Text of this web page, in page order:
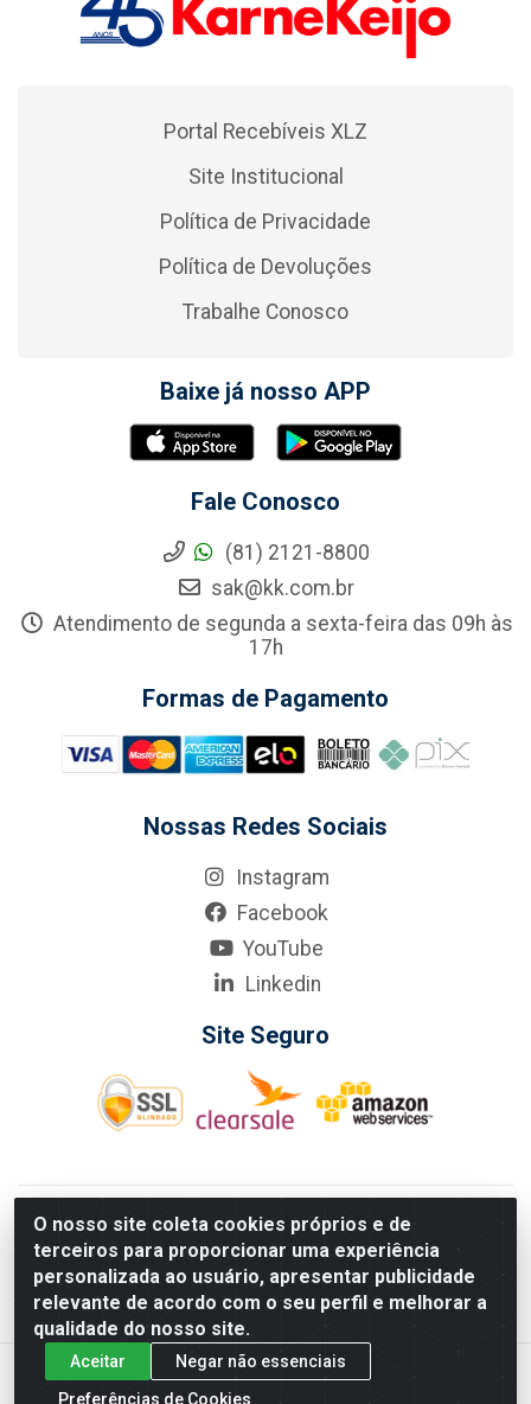
O nosso site coleta cookies próprios e de
terceiros para proporcionar uma experiência
personalizada ao usuário, apresentar publicidade
relevante de acordo com o seu perfil e melhorar a
qualidade do nosso site.
Aceitar
Negar não essenciais
Preferências de Cookies
Portal Recebíveis XLZ
Site Institucional
Política de Privacidade
Política de Devoluções
Trabalhe Conosco
Baixe já nosso APP
Fale Conosco
(81) 2121-8800
sak@kk.com.br
Atendimento de segunda a sexta-feira das 09h às
17h
Formas de Pagamento
Nossas Redes Sociais
Instagram
Facebook
YouTube
Linkedin
Site Seguro
KarneKeijo Logistica Integrada LTDA - Rod. Br-101 Sul, nº3700
- Barro, Recife/PE, 50900-400 CNPJ: 24.150.377/0001-95
Estados atendidos pela KarneKeijo: PE, PB e RN.